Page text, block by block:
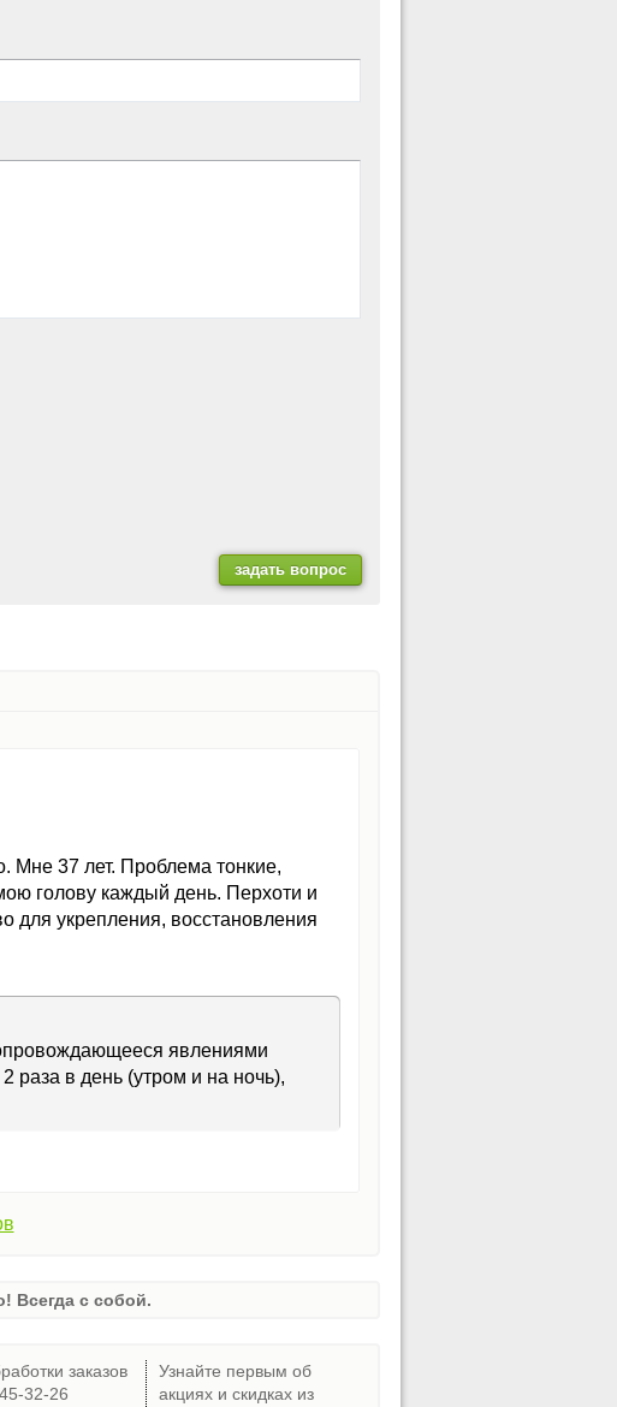
Мне 37 лет. Проблема тонкие,
голову каждый день. Перхоти и
для укрепления, восстановления
явлениями
2 раза в день (утром и на ночь),
Всегда с собой.
заказов
32-26
Узнайте первым об
акциях и скидках из